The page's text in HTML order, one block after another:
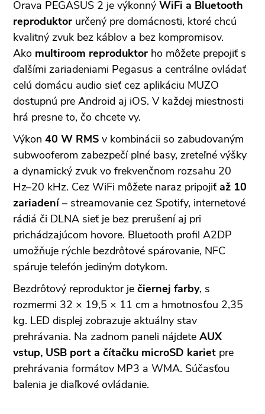
Orava PEGASUS 2 je výkonný WiFi a Bluetooth
reproduktor určený pre domácnosti, ktoré chcú
kvalitný zvuk bez káblov a bez kompromisov.
Ako multiroom reproduktor ho môžete prepojiť s
ďalšími zariadeniami Pegasus a centrálne ovládať
celú domácu audio sieť cez aplikáciu MUZO
dostupnú pre Android aj iOS. V každej miestnosti
hrá presne to, čo chcete vy.
Výkon 40 W RMS v kombinácii so zabudovaným
subwooferom zabezpečí plné basy, zreteľné výšky
a dynamický zvuk vo frekvenčnom rozsahu 20
Hz–20 kHz. Cez WiFi môžete naraz pripojiť až 10
zariadení– streamovanie cez Spotify, internetové
rádiá či DLNA sieť je bez prerušení aj pri
prichádzajúcom hovore. Bluetooth profil A2DP
umožňuje rýchle bezdrôtové spárovanie, NFC
spáruje telefón jediným dotykom.
Bezdrôtový reproduktor je čiernej farby, s
rozmermi 32 × 19,5 × 11 cm a hmotnosťou 2,35
kg. LED displej zobrazuje aktuálny stav
prehrávania. Na zadnom paneli nájdete AUX
vstup, USB port a čítačku microSD kariet pre
prehrávania formátov MP3 a WMA. Súčasťou
balenia je diaľkové ovládanie.